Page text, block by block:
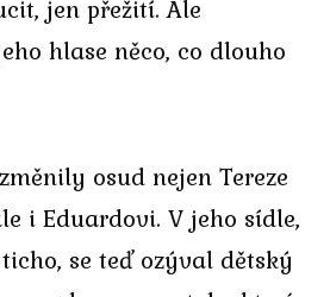
jen přežití. Ale
hlase něco, co dlouho
osud nejen Tereze
i Eduardovi. V jeho sídle,
se teď ozýval dětský